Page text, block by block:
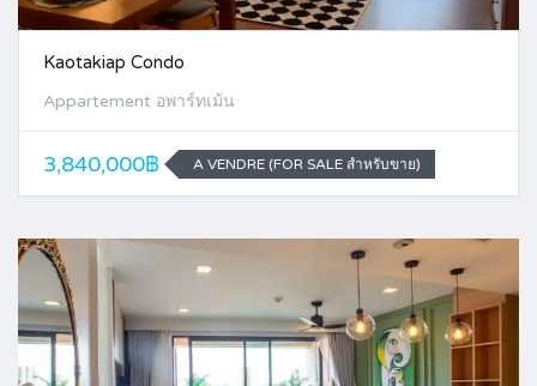
Kaotakiap Condo
Appartement อพาร์ทเม้น
3,840,000฿ A VENDRE (FOR SALE สำหรับขาย)